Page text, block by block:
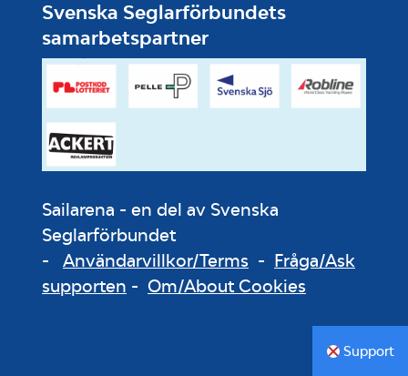
Svenska Seglarförbundets
samarbetspartner
Sailarena - en del av Svenska
Seglarförbundet
- Användarvillkor/Terms - Fråga/Ask
supporten - Om/About Cookies
Support